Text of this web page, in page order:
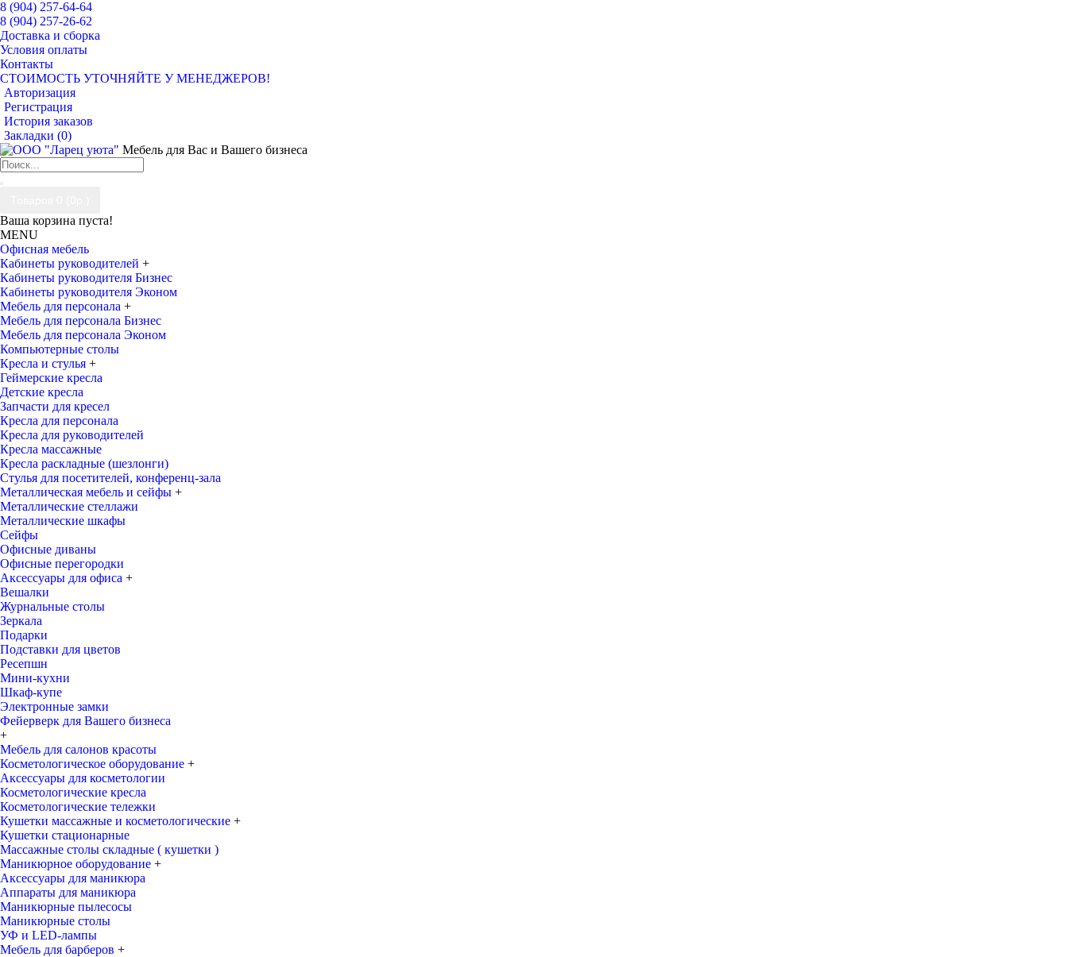
8 (904) 257-64-64
8 (904) 257-26-62
Доставка и сборка
Условия оплаты
Контакты
СТОИМОСТЬ УТОЧНЯЙТЕ У МЕНЕДЖЕРОВ!
Авторизация
Регистрация
История заказов
Закладки (0)
Мебель для Вас и Вашего бизнеса
Ваша корзина пуста!
MENU
Офисная мебель
Кабинеты руководителей +
Кабинеты руководителя Бизнес
Кабинеты руководителя Эконом
Мебель для персонала +
Мебель для персонала Бизнес
Мебель для персонала Эконом
Компьютерные столы
Кресла и стулья +
Геймерские кресла
Детские кресла
Запчасти для кресел
Кресла для персонала
Кресла для руководителей
Кресла массажные
Кресла раскладные (шезлонги)
Стулья для посетителей, конференц-зала
Металлическая мебель и сейфы +
Металлические стеллажи
Металлические шкафы
Сейфы
Офисные диваны
Офисные перегородки
Аксессуары для офиса +
Вешалки
Журнальные столы
Зеркала
Подарки
Подставки для цветов
Ресепшн
Мини-кухни
Шкаф-купе
Электронные замки
Фейерверк для Вашего бизнеса
+
Мебель для салонов красоты
Косметологическое оборудование +
Аксессуары для косметологии
Косметологические кресла
Косметологические тележки
Кушетки массажные и косметологические +
Кушетки стационарные
Массажные столы складные ( кушетки )
Маникюрное оборудование +
Аксессуары для маникюра
Аппараты для маникюра
Маникюрные пылесосы
Маникюрные столы
УФ и LED-лампы
Мебель для барберов +